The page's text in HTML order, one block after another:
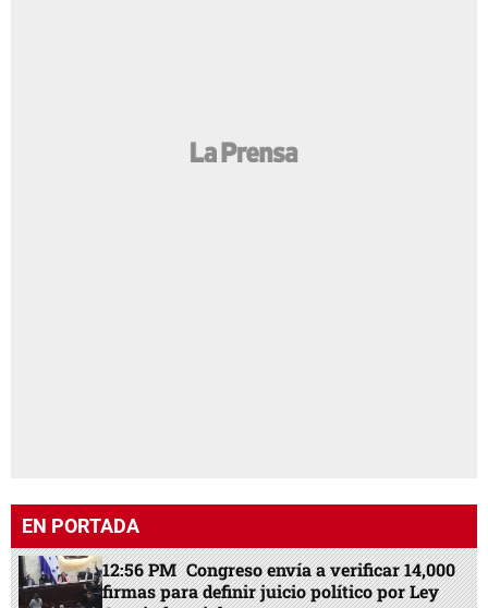
EN PORTADA
12:56 PM Congreso envía a verificar 14,000
firmas para definir juicio político por Ley